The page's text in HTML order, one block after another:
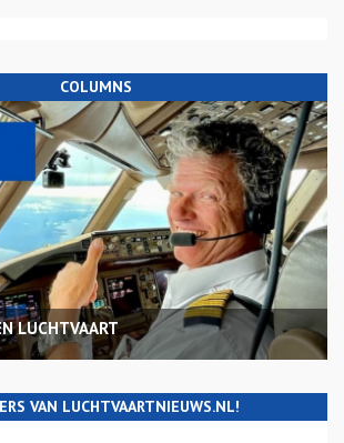
COLUMNS
LUCHTVAART
VAN LUCHTVAARTNIEUWS.NL!